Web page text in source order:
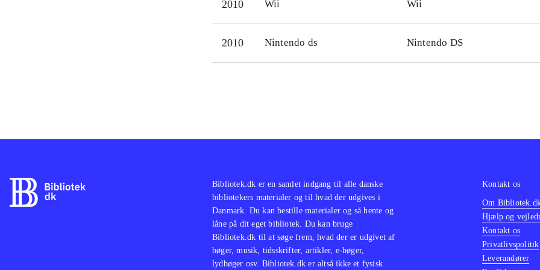
2010 Wii Wii
2010 Nintendo ds Nintendo DS
Bibliotek.dk er en samlet indgang til alle danske
bibliotekers materialer og til hvad der udgives i
Danmark. Du kan bestille materialer og så hente og
låne på dit eget bibliotek. Du kan bruge
Bibliotek.dk til at søge frem, hvad der er udgivet af
bøger, musik, tidsskrifter, artikler, e-bøger,
lydbøger osv. Bibliotek.dk er altså ikke et fysisk
Kontakt os
Om
Hjælp og
Kontakt os
Privatlivspolitik
Leverandører